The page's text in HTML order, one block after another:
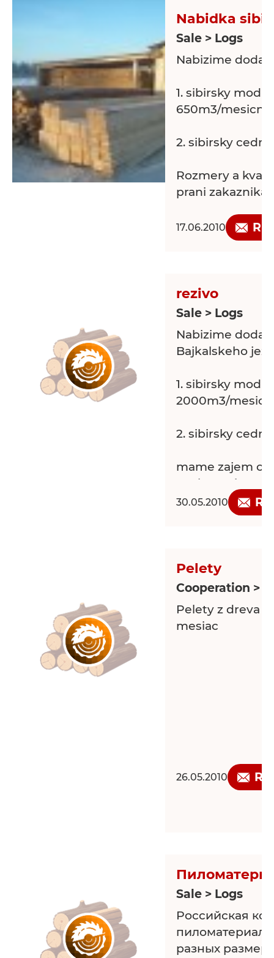
Nabidka
Sale > Logs
Nabizime
1. sibirsky
650m3/mesicne
2. sibirsky cedr
Rozmery a
prani zakaznika.
Predbezne
Ukrajina-
cedr
Nabizime
17.06.2010
rezivo
Sale > Logs
Nabizime
Bajkalskeho
1. sibirsky
2000m3/
2. sibirsky cedr
mame zajem o
spolupraci.
30.05.2010
Pelety
Cooperation >
Pelety z dreva
mesiac
26.05.2010
Sale > Logs
Российская
пиломатериал
разных